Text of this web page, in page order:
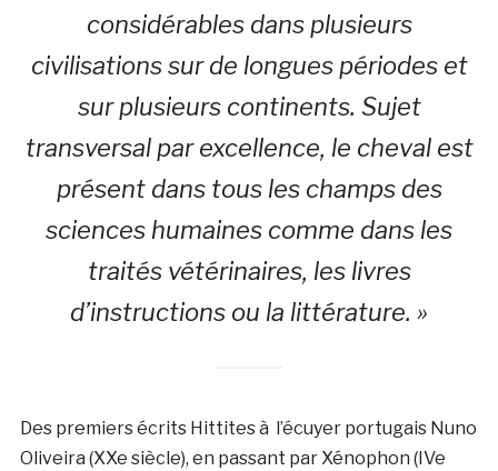
considérables dans plusieurs
civilisations sur de longues périodes et
sur plusieurs continents. Sujet
transversal par excellence, le cheval est
présent dans tous les champs des
sciences humaines comme dans les
traités vétérinaires, les livres
d’instructions ou la littérature. »
Des premiers écrits Hittites à l’écuyer portugais Nuno
Oliveira (XXe siècle), en passant par Xénophon (IVe